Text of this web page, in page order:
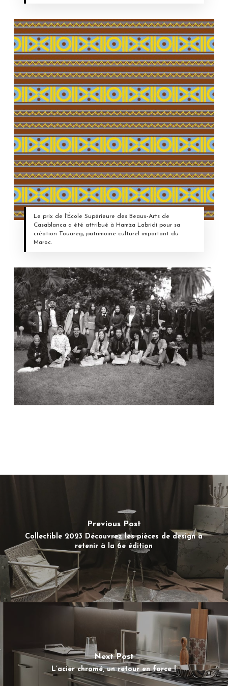
Le prix de l’École Supérieure des Beaux-Arts de
Casablanca a été attribué à Hamza Labridi pour sa
création Touareg, patrimoine culturel important du
Maroc.
Previous Post
Collectible 2023 Découvrez les pièces de design à
retenir à la 6e édition
Next Post
L’acier chromé, un retour en force !